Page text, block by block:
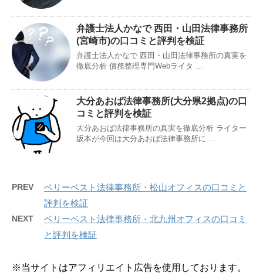
弁護士法人かなで 西田・山田法律事務所
(宮崎市)の口コミと評判を検証
弁護士法人かなで 西田・山田法律事務所の真実を
徹底分析 債務整理専門Webライタ ...
大分あおば法律事務所(大分県2拠点)の口
コミと評判を検証
大分あおば法律事務所の真実を徹底分析 ライター
坂本が今回は大分あおば法律事務所に ...
PREV
ベリーベスト法律事務所・松山オフィスの口コミと
評判を検証
NEXT
ベリーベスト法律事務所・北九州オフィスの口コミ
と評判を検証
※当サイトはアフィリエイト広告を使用しております。